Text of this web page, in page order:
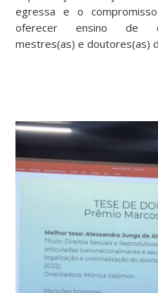
egressa e o
oferecer ensino de
mestres(as) e doutores(as)